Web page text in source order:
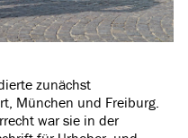
zunächst
München und Freiburg.
war sie in der